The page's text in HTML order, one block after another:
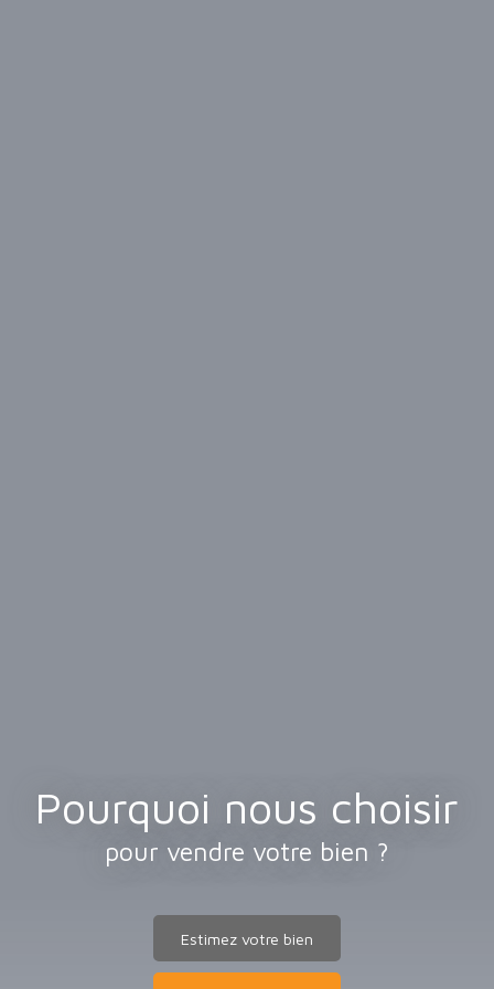
Pourquoi nous choisir
pour vendre votre bien ?
Estimez votre bien